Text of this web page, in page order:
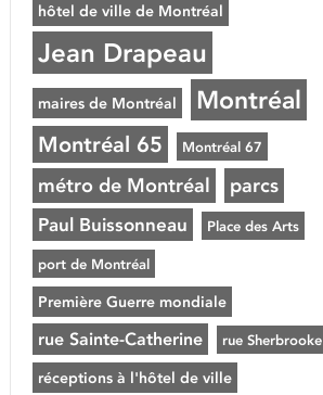
hôtel de ville de Montréal
Jean Drapeau
maires de Montréal Montréal
Montréal 65 Montréal 67
métro de Montréal parcs
Paul Buissonneau Place des Arts
port de Montréal
Première Guerre mondiale
rue Sainte-Catherine rue Sherbrooke
réceptions à l'hôtel de ville